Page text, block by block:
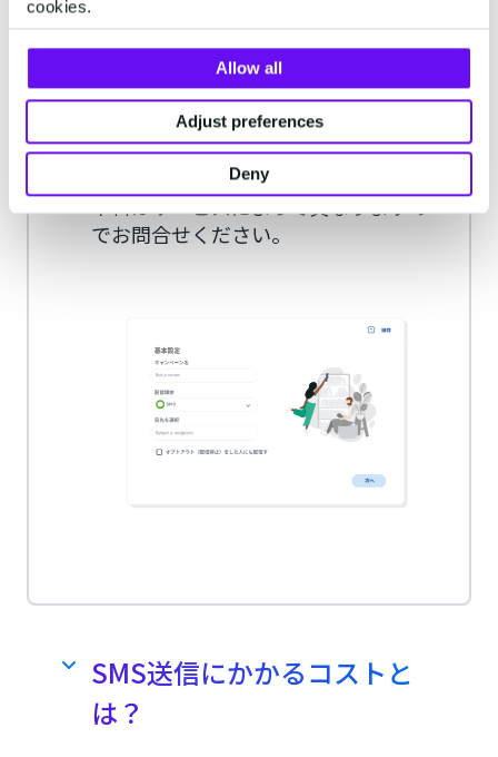
cookies.
Allow all
Adjust preferences
Deny
初期費用・月額費用はかかり
ますか？
初期費用は無料で利用できます。
初期費用無料で利用できます。月額基
本料はサービスによって異なりますの
でお問合せください。
SMS送信にかかるコストと
は？